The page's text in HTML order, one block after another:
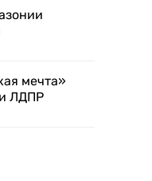
мечта»
ЛДПР